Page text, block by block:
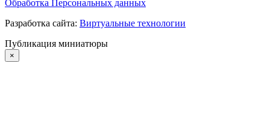
Обработка Персональных данных
Разработка сайта: Виртуальные технологии
Публикация миниатюры
×